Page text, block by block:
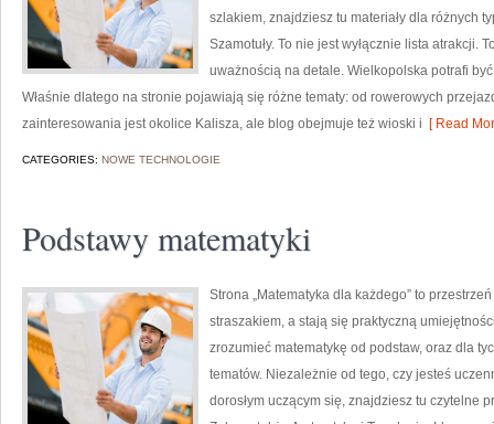
szlakiem, znajdziesz tu materiały dla różnych
Szamotuły. To nie jest wyłącznie lista atrakcji.
uważnością na detale. Wielkopolska potrafi
Właśnie dlatego na stronie pojawiają się różne tematy: od rowerowych
zainteresowania jest okolice Kalisza, ale blog obejmuje też wioski i [ Read
CATEGORIES: NOWE TECHNOLOGIE
Podstawy matematyki
Strona „Matematyka dla każdego” to
straszakiem, a stają się praktyczną
zrozumieć matematykę od podstaw, oraz dla
tematów. Niezależnie od tego, czy jesteś
dorosłym uczącym się, znajdziesz tu czytelne